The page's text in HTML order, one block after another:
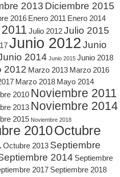
2013 Diciembre 2015
2016 Enero 2011 Enero 2014
Julio 2012Julio 2015
Junio 2012Junio
2014 Junio 2015 Junio 2018
2012 Marzo 2013 Marzo 2016
Marzo 2018 Mayo 2014
2010 Noviembre 2011
2013 Noviembre 2014
2015 Noviembre 2018
2010Octubre
Octubre 2013 Septiembre
2014 Septiembre
2017 Septiembre 2018